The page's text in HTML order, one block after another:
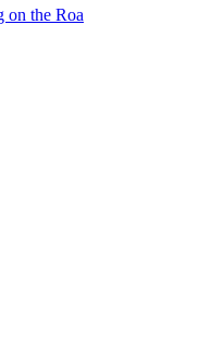
on the Roa